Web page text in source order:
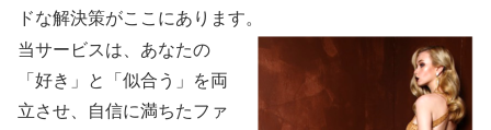
ドな解決策がここにあります。
当サービスは、あなたの
「好き」と「似合う」を両
立させ、自信に満ちたファ